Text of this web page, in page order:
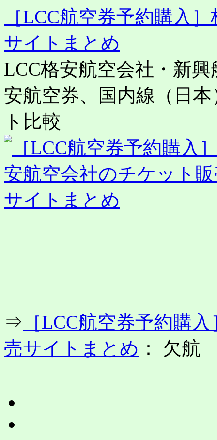
［LCC航空券予約購入
サイトまとめ
LCC格安航空会社・新
安航空券、国内線（日
ト比較
⇒ ［LCC航空券予約購
売サイトまとめ ： 欠航